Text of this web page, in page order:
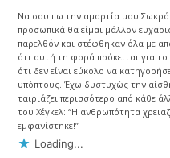
Να σου πω την αμαρτία μου
προσωπικά θα είμαι μάλλον
παρελθόν και στέφθηκαν όλα με
ότι αυτή τη φορά πρόκειται για
ότι δεν είναι εύκολο να
υπόπτους. Έχω δυστυχώς την
ταιριάζει περισσότερο από κάθε
του Χέγκελ: “Η ανθρωπότητα
εμφανίστηκε!”
Loading...